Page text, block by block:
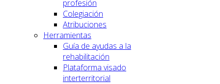
profesión
Colegiación
Atribuciones
Herramientas
Guía de ayudas a la
rehabilitación
Plataforma visado
interterritorial